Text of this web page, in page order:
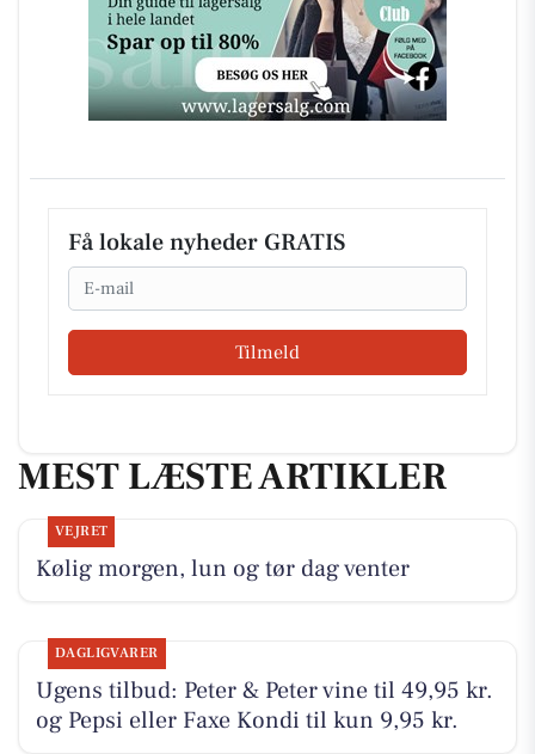
Få lokale nyheder GRATIS
Email
Tilmeld
MEST LÆSTE ARTIKLER
VEJRET
Kølig morgen, lun og tør dag venter
DAGLIGVARER
Ugens tilbud: Peter & Peter vine til 49,95 kr.
og Pepsi eller Faxe Kondi til kun 9,95 kr.